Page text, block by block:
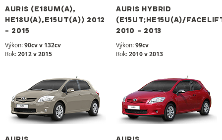
AURIS (E18UM(A),
HE18U(A),E15UT(A)) 2012
- 2015
Výkon:90cv v 132cv
Rok:2012 v 2015
AURIS HYBRID
(E15UT;HE15U(A)/
2010 - 2013
Výkon:99cv
Rok:2010 v 2013